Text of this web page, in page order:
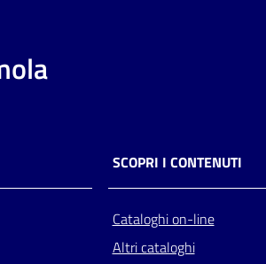
SCOPRI I CONTENUTI
Cataloghi on-line
Altri cataloghi